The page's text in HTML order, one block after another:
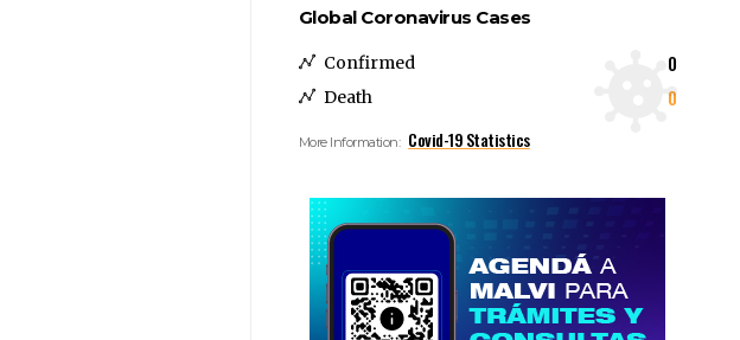
Global Coronavirus Cases
Confirmed 0
Death 0
More Information: Covid-19 Statistics